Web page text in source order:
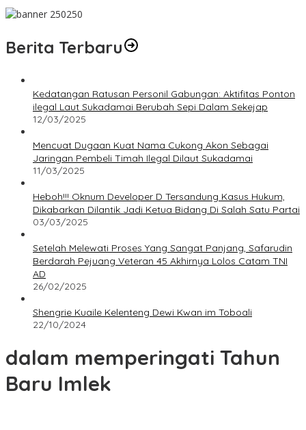
Berita Terbaru
Kedatangan Ratusan Personil Gabungan: Aktifitas Ponton
ilegal Laut Sukadamai Berubah Sepi Dalam Sekejap
12/03/2025
Mencuat Dugaan Kuat Nama Cukong Akon Sebagai
Jaringan Pembeli Timah Ilegal Dilaut Sukadamai
11/03/2025
Heboh!!! Oknum Developer D Tersandung Kasus Hukum,
Dikabarkan Dilantik Jadi Ketua Bidang Di Salah Satu Partai
03/03/2025
Setelah Melewati Proses Yang Sangat Panjang, Safarudin
Berdarah Pejuang Veteran 45 Akhirnya Lolos Catam TNI
AD
26/02/2025
Shengrie Kuaile Kelenteng Dewi Kwan im Toboali
22/10/2024
dalam memperingati Tahun
Baru Imlek